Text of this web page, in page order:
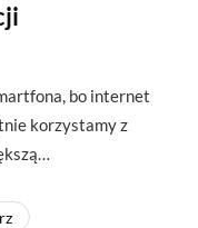
bo internet
korzystamy z